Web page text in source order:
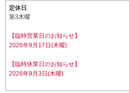
定休日
第3木曜
【臨時営業日のお知らせ】
2026年9月17日(木曜)
【臨時休業日のお知らせ】
2026年9月3日(木曜)